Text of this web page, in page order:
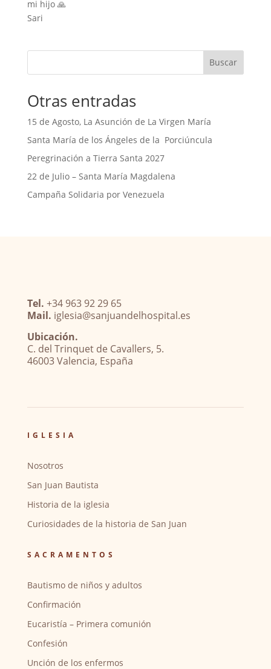
mi hijo 🙏
Sari
Buscar
Otras entradas
15 de Agosto, La Asunción de La Virgen María
Santa María de los Ángeles de la Porciúncula
Peregrinación a Tierra Santa 2027
22 de Julio – Santa María Magdalena
Campaña Solidaria por Venezuela
Tel. +34 963 92 29 65
Mail. iglesia@sanjuandelhospital.es
Ubicación.
C. del Trinquet de Cavallers, 5.
46003 Valencia, España
IGLESIA
Nosotros
San Juan Bautista
Historia de la iglesia
Curiosidades de la historia de San Juan
SACRAMENTOS
Bautismo de niños y adultos
Confirmación
Eucaristía – Primera comunión
Confesión
Unción de los enfermos